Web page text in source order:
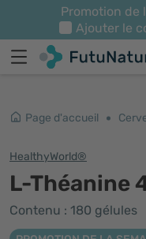
Promotion de
Ajouter le
Page d'accueil
HealthyWorld®
L-Théanine
Contenu : 180 gélules